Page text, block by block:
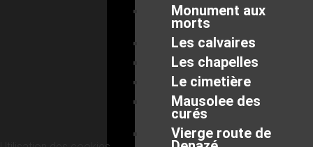
Monument aux
morts
Les calvaires
Les chapelles
Le cimetière
Mausolee des
curés
Vierge route de